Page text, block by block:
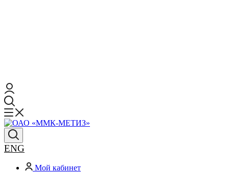
ENG
Мой кабинет